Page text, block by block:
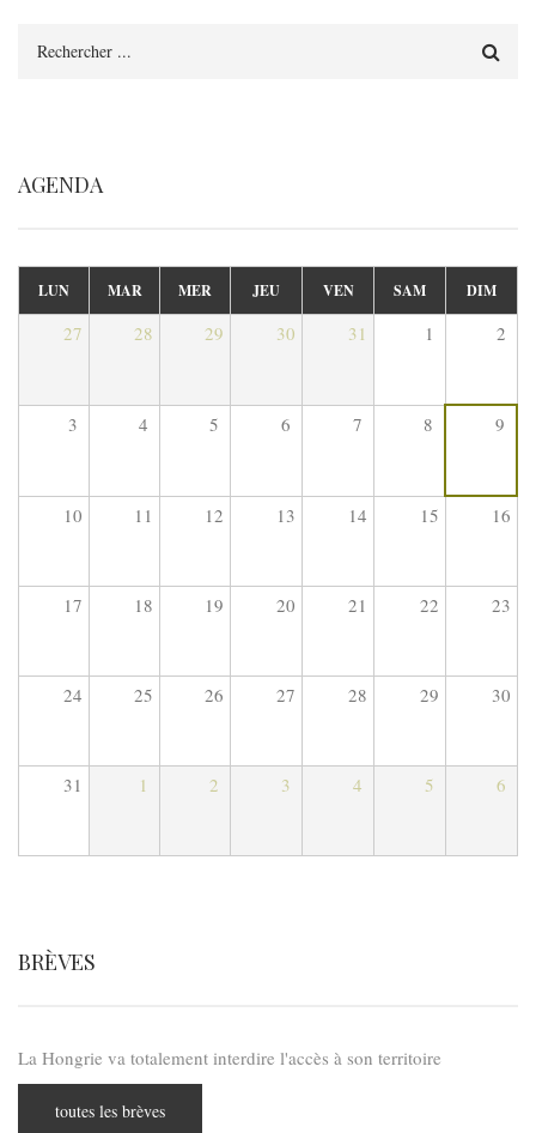
AGENDA
LUN MAR MER JEU VEN SAM DIM
27 28 29 30 31 1 2
3 4 5 6 7 8 9
10 11 12 13 14 15 16
17 18 19 20 21 22 23
24 25 26 27 28 29 30
31 1 2 3 4 5 6
BRÈVES
La Hongrie va totalement interdire l'accès à son territoire
toutes les brèves